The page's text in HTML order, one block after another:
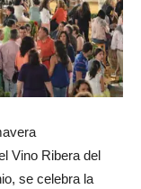
Vino Ribera del
se celebra la